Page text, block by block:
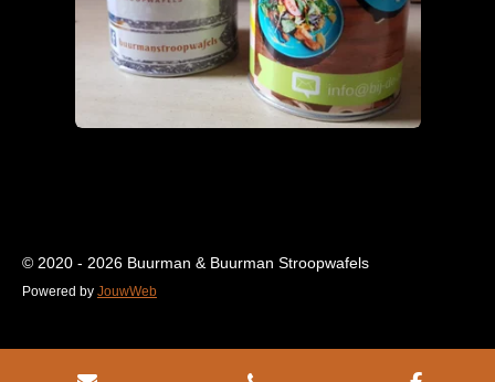
© 2020 - 2026 Buurman & Buurman Stroopwafels
Powered by JouwWeb